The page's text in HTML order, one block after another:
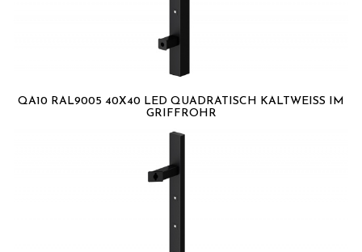
QA10 RAL9005 40X40 LED QUADRATISCH KALTWEISS IM G
RIFFROHR